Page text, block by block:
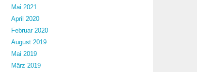
Mai 2021
April 2020
Februar 2020
August 2019
Mai 2019
März 2019